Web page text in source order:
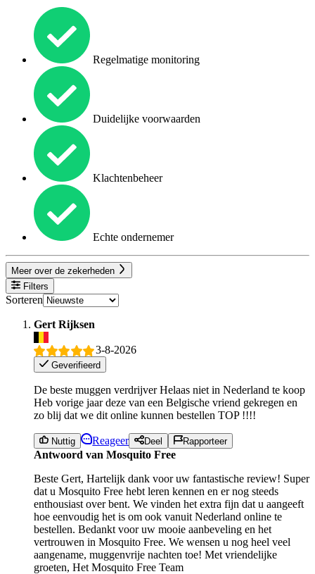
Regelmatige monitoring
Duidelijke voorwaarden
Klachtenbeheer
Echte ondernemer
Meer over de zekerheden
Filters
Sorteren
Gert Rijksen
3-8-2026
Geverifieerd
De beste muggen verdrijver Helaas niet in Nederland te koop
Heb vorige jaar deze van een Belgische vriend gekregen en
zo blij dat we dit online kunnen bestellen TOP !!!!
Nuttig Reageer Deel Rapporteer
Antwoord van Mosquito Free
Beste Gert, Hartelijk dank voor uw fantastische review! Super
dat u Mosquito Free hebt leren kennen en er nog steeds
enthousiast over bent. We vinden het extra fijn dat u aangeeft
hoe eenvoudig het is om ook vanuit Nederland online te
bestellen. Bedankt voor uw mooie aanbeveling en het
vertrouwen in Mosquito Free. We wensen u nog heel veel
aangename, muggenvrije nachten toe! Met vriendelijke
groeten, Het Mosquito Free Team